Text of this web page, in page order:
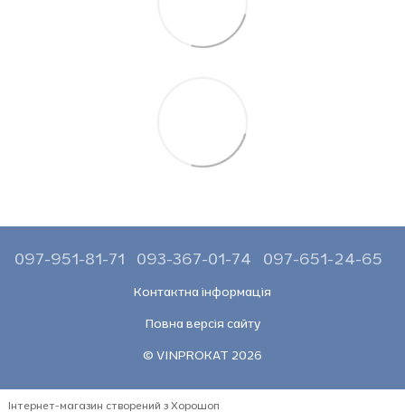
097-951-81-71 093-367-01-74 097-651-24-65
Контактна інформація
Повна версія сайту
© VINPROKAT 2026
Інтернет-магазин створений з Хорошоп